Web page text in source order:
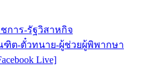
การ-รัฐวิสาหกิจ
ฑิต-ตั๋วทนาย-ผู้ช่วยผู้พิพากษา
Live]